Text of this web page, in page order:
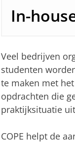
In-
Veel bedrijven
studenten
te maken met
opdrachten die
praktijksituatie
COPE helpt de